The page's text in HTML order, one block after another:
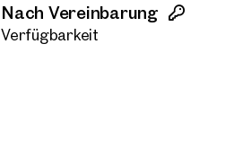
Nach Vereinbarung
VerfügbarkeitNachname